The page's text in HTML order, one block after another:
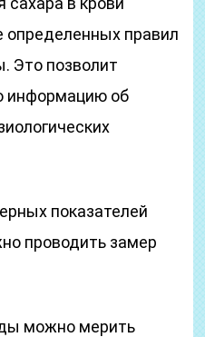
определенных правил
Это позволит
информацию об
показателей
проводить замер
можно мерить